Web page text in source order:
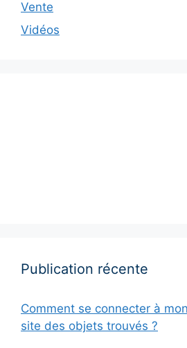
Vente
Vidéos
Publication récente
Comment se connecter à
site des objets trouvés ?